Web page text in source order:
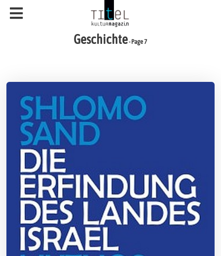
Geschichte- Page 7